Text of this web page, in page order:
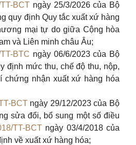
BCT ngày 25/3/2026 của Bộ
quy định Quy tắc xuất xứ hàng
mại tự do giữa Cộng hòa
và Liên minh châu Âu;
BTC ngày 06/6/2023 của Bộ
định mức thu, chế độ thu, nộp,
chứng nhận xuất xứ hàng hóa
BCTngày 29/12/2023 của Bộ
sửa đổi, bổ sung một số điều
TT-BCTngày 03/4/2018 của
về xuất xứ hàng hóa;